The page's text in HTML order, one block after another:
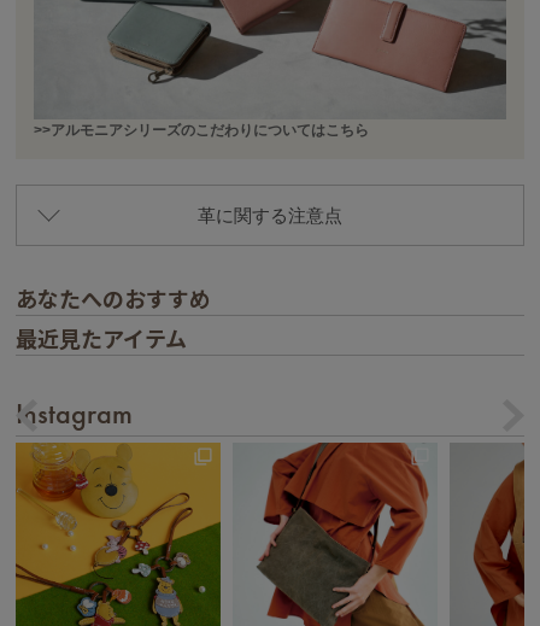
>>アルモニアシリーズのこだわりについてはこちら
革に関する注意点
あなたへのおすすめ
最近見たアイテム
Instagram